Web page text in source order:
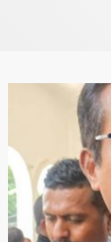
PODCAST
PROGRAMA
VÍDEO SIRA
EVENTU SIRA